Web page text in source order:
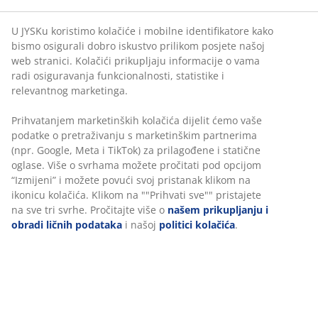
izgled i kvalitet po odličnoj cijeni.
Ako volite miješati različite stilove, nudimo vam širok izbor i
dobru priliku i za to. Pogledajte našu široku ponudu
trpezarijskih stolica i pomiješajte ih sa različitim vrstama
trpezarijskih stolova. Takođe možete kombinovati svoj stol za
ručavanje sa stolicama i klupom. Finalni rezultat je samo na
vama i vašem ličnom stilu.
Savjeti za kupovinu trpezarijskog
stola i stolica
Trpezarijski stol i trpezarijske stolice su važna investicija koja
je neophodna u domu. Odabir pravog stola i lijepih udobnih
U JYSKu koristimo kolačiće i mobilne identifikatore kako
bismo osigurali dobro iskustvo prilikom posjete našoj
web stranici. Kolačići prikupljaju informacije o vama
radi osiguravanja funkcionalnosti, statistike i
relevantnog marketinga.
Prihvatanjem marketinških kolačića dijelit ćemo vaše
podatke o pretraživanju s marketinškim partnerima
(npr. Google, Meta i TikTok) za prilagođene i statične
oglase. Više o svrhama možete pročitati pod opcijom
“Izmijeni” i možete povući svoj pristanak klikom na
ikonicu kolačića. Klikom na ""Prihvati sve"" pristajete
na sve tri svrhe. Pročitajte više o našem prikupljanju i
obradi ličnih podataka i našoj politici kolačića.